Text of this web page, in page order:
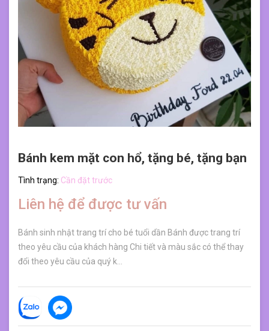
Bánh kem mặt con hổ, tặng bé, tặng bạn
Tình trạng: Cần đặt trước
Liên hệ để được tư vấn
Bánh sinh nhật trang trí cho bé tuổi dần Bánh được trang trí
theo yêu cầu của khách hàng Chi tiết và màu sắc có thể thay
đổi theo yêu cầu của quý k...